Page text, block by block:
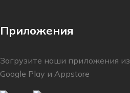
Приложения
Загрузите наши приложения из
Google Play и Appstore